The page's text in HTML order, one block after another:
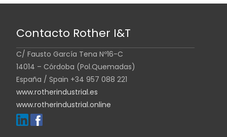
Contacto Rother I&T
C/ Fausto García Tena Nº16-C
14014 – Córdoba (Pol.Quemadas)
España / Spain +34 957 088 221
www.rotherindustrial.es
www.rotherindustrial.online